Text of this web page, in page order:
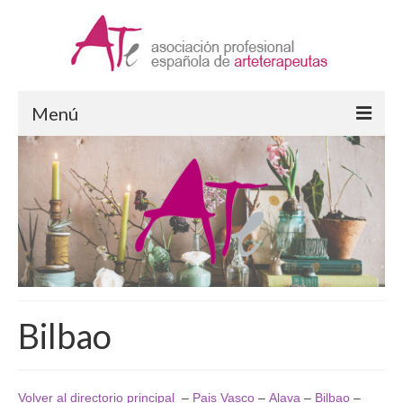
Menú
Arteterapia
¿Qué es la Arteterapia?
Formación en Arteterapia
Ejercicio de la Arteterapia
ATe Asociación
Bilbao
Volver al directorio principal – Pais Vasco – Alava – Bilbao –